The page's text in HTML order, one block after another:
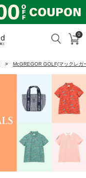
検索 カ
0
McGREGOR GOLF(マックレガ